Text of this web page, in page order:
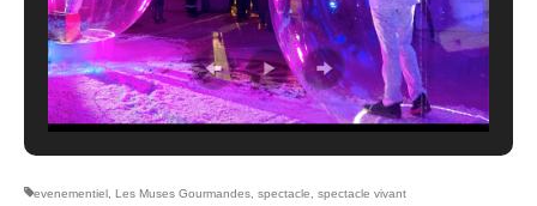
evenementiel Les Muses Gourmandes spectacle spectacle vivant